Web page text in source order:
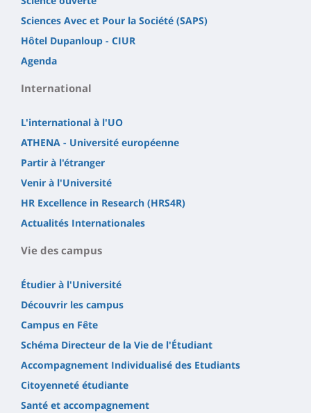
Sciences Avec et Pour la Société (SAPS)
Hôtel Dupanloup - CIUR
Agenda
International
L'international à l'UO
ATHENA - Université européenne
Partir à l'étranger
Venir à l'Université
HR Excellence in Research (HRS4R)
Actualités Internationales
Vie des campus
Étudier à l'Université
Découvrir les campus
Campus en Fête
Schéma Directeur de la Vie de l'Étudiant
Accompagnement Individualisé des Etudiants
Citoyenneté étudiante
Santé et accompagnement